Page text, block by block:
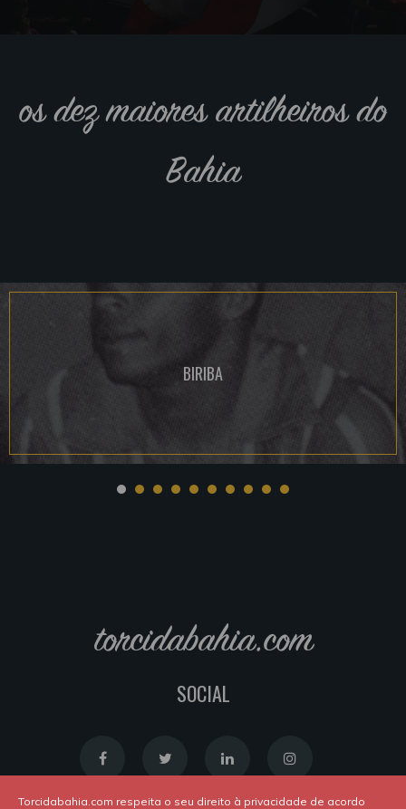
os dez maiores artilheiros do
Bahia
BIRIBA
torcidabahia.com
SOCIAL
Torcidabahia.com respeita o seu direito à privacidade de acordo